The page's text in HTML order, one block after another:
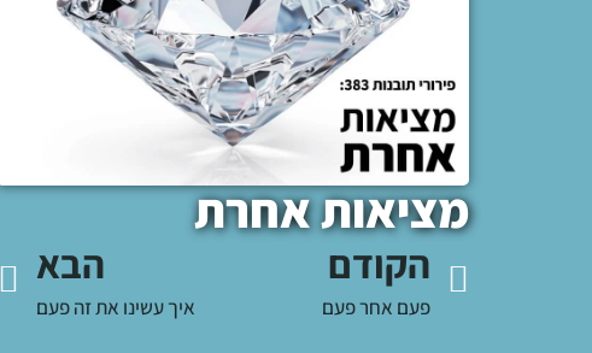
מציאות אחרת
הקודם
פעם אחר פעם
הבא
איך עשינו את זה פעם